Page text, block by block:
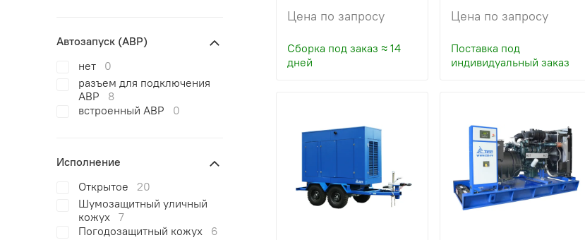
Сборка под заказ ≈ 14
дней
Цена по запросу
Поставка под
индивидуальный заказ
Цена по запросу
Автозапуск (АВР)
нет
0
разъем для подключения
АВР
8
встроенный АВР
0
Исполнение
Открытое
20
Шумозащитный уличный
кожух 7
Погодозащитный кожух
6